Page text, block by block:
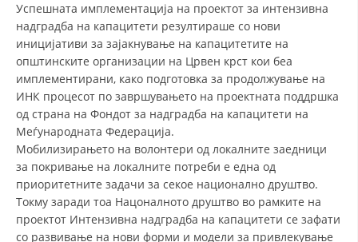
СОБРАНИЕ
СТРУКТУРА И ОРГАНИЗАЦИОНА ПОСТАВЕНОСТ
MЕЃУНАРОДНО ХУМАНИТАРНО ПРАВО
ПРОМОЦИЈА НА ХУМАНИ ВРЕДНОСТИ
СОЦИЈАЛНО ХУМАНИТАРНА ДЕЈНОСТ
КАКО ДА ДОНИРАТЕ
Успешната имплементација на проектот за интензивна
надградба на капацитети резултираше со нови
иницијативи за зајакнување на капацитетите на
општинските организации на Црвен крст кои беа
имплементирани, како подготовка за продолжување на
ИНК процесот по завршувањето на проектната поддршка
од страна на Фондот за надградба на капацитети на
Меѓународната Федерација.
Мобилизирањето на волонтери од локалните заедници
за покривање на локалните потреби е една од
приоритетните задачи за секое национално друштво.
Токму заради тоа Нацоналното друштво во рамките на
проектот Интензивна надградба на капацитети се зафати
со развивање на нови форми и модели за привлекување